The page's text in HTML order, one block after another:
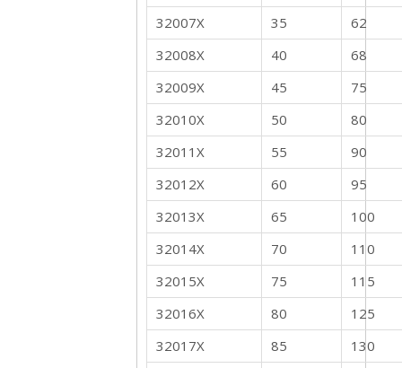
32007X
35
62
32008X
40
68
32009X
45
75
32010X
50
80
32011X
55
90
32012X
60
95
32013X
65
100
32014X
70
110
32015X
75
115
32016X
80
125
32017X
85
130